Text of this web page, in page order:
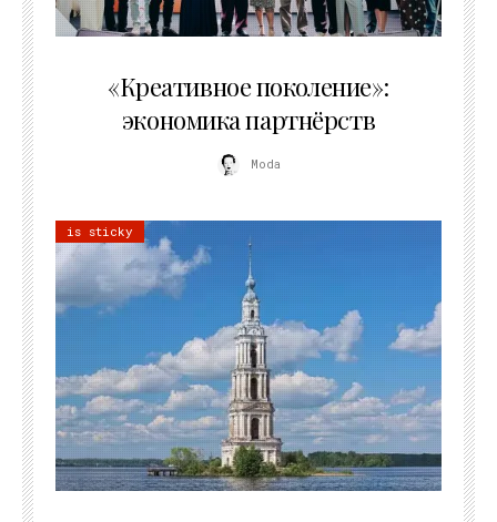
«Креативное поколение»:
экономика партнёрств
Moda
is sticky